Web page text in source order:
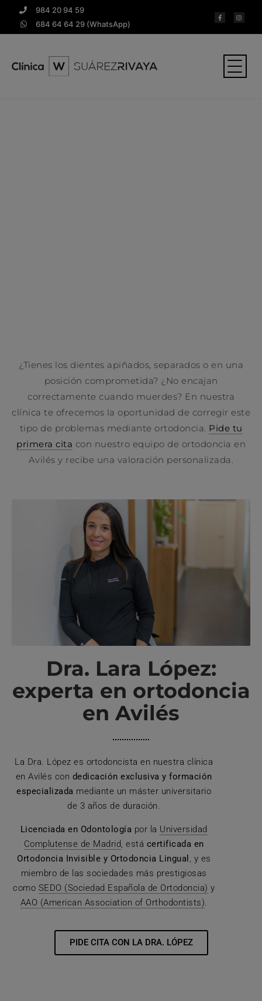
984 20 94 59
684 64 64 29 (WhatsApp)
¿Tienes los dientes apiñados, separados o en una
posición comprometida? ¿No encajan
correctamente cuando muerdes? En nuestra
clínica te ofrecemos la oportunidad de corregir este
tipo de problemas mediante ortodoncia. Pide tu
primera cita con nuestro equipo de ortodoncia en
Avilés y recibe una valoración personalizada.
Dra. Lara López:
experta en ortodoncia
en Avilés
La Dra. López es ortodoncista en nuestra clínica
en Avilés con dedicación exclusiva y formación
especializada mediante un máster universitario
de 3 años de duración.
Licenciada en Odontología por la Universidad
Complutense de Madrid, está certificada en
Ortodoncia Invisible y Ortodoncia Lingual , y es
miembro de las sociedades más prestigiosas
como SEDO (Sociedad Española de Ortodoncia) y
AAO (American Association of Orthodontists).
PIDE CITA CON LA DRA. LÓPEZ